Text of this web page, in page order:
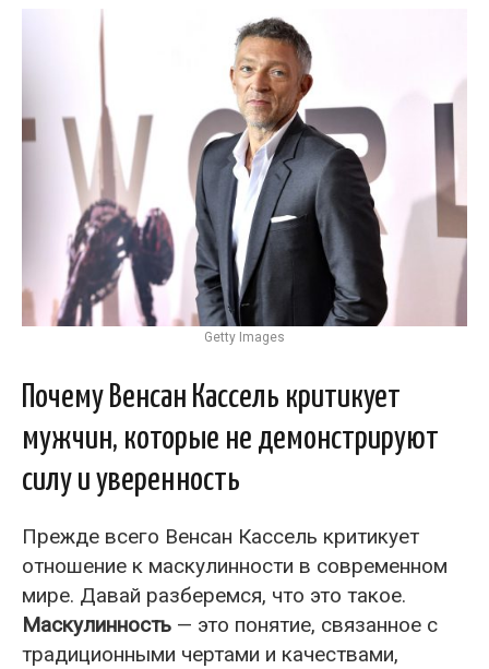
Getty Images
Почему Венсан Кассель критикует
мужчин, которые не демонстрируют
силу и уверенность
Прежде всего Венсан Кассель критикует
отношение к маскулинности в современном
мире. Давай разберемся, что это такое.
Маскулинность — это понятие, связанное с
традиционными чертами и качествами,